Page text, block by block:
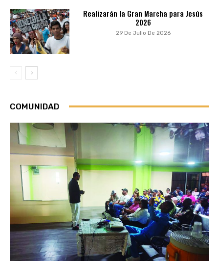
Realizarán la Gran Marcha para Jesús
2026
29 De Julio De 2026
COMUNIDAD